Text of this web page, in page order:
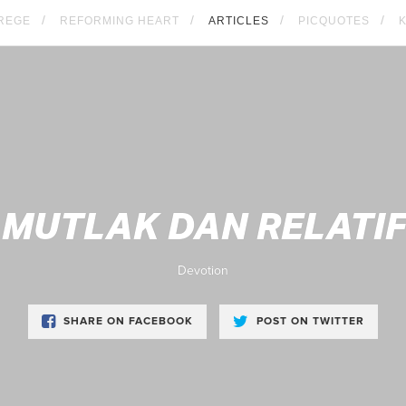
REFORMING HEART ARTICLES PICQUOTES
MUTLAK DAN RELATIF
Devotion
SHARE ON FACEBOOK POST ON TWITTER